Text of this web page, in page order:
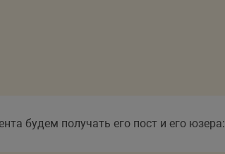
будем получать его пост и его юзера: